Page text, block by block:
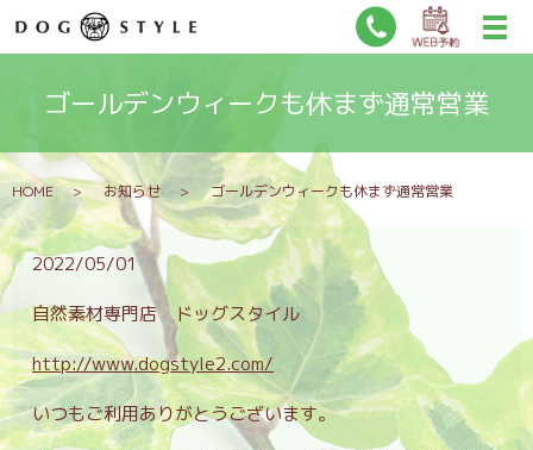
ゴールデンウィークも休まず通常営業
HOME お知らせ ゴールデンウィークも休まず通常営業
2022/05/01
自然素材専門店 ドッグスタイル
http://www.dogstyle2.com/
いつもご利用ありがとうございます。